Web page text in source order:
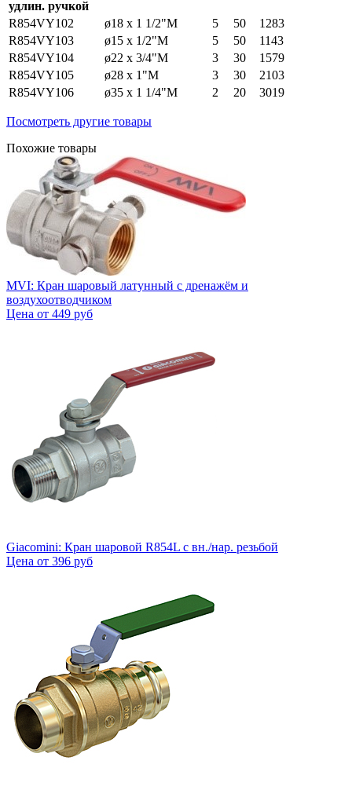
удлин. ручкой
R854VY102
ø18 x 1 1/2"M 5 50
1283
R854VY103
ø15 x 1/2"M 5 50
1143
R854VY104
ø22 x 3/4"M 3 30
1579
R854VY105
ø28 x 1"M 3 30
2103
R854VY106
ø35 x 1 1/4"M 2 20 3019
Посмотреть другие товары
Похожие товары
MVI: Кран шаровый латунный с дренажём и
воздухоотводчиком
Цена от 449 руб
Giacomini: Кран шаровой R854L с вн./нар. резьбой
Цена от 396 руб